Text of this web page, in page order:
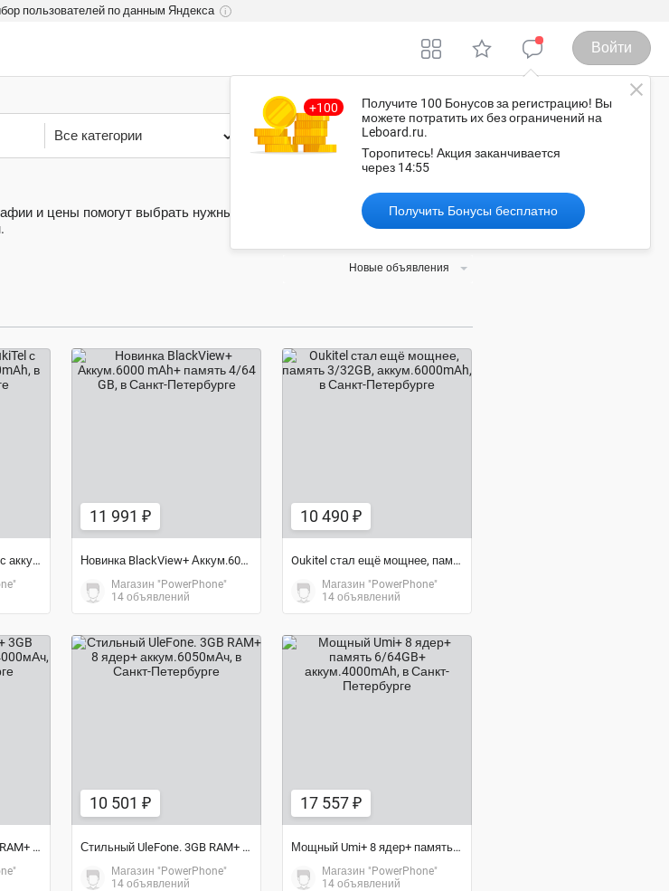
пользователей по данным Яндекса i
Войти
Получите 100 Бонусовза регистрацию! Вы
можете потратить их без ограничений на
Leboard.ru.
Торопитесь! Акция заканчивается
через 14:54
Получить Бонусы бесплатно
Все категории Уфа
и цены помогут выбрать нужные вам товар или услугу, а обсудить
Новые объявления
Металлический OukiTel с аккумулятором 10000mAh
11 991 ₽
Новинка BlackView+ Аккум.6000 mAh+ память 4/64 GB
Магазин "PowerPhone"
14 объявлений
10 490 ₽
Oukitel стал ещё мощнее, память 3/32GB, аккум.6000mAh
Магазин "PowerPhone"
14 объявлений
Новый Umi 8 ядер+ 3GB RAM+ Металл+ Аккум.4000мАч
10 501 ₽
Стильный UleFone. 3GB RAM+ 8 ядер+ аккум.6050мАч
Магазин "PowerPhone"
14 объявлений
17 557 ₽
Мощный Umi+ 8 ядер+ память 6/64GB+ аккум.4000mAh
Магазин "PowerPhone"
14 объявлений